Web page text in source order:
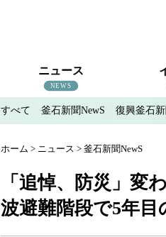
ニュース
NEWS
すべて
釜石新聞NewS
復興釜石新聞アーカイブ
地域情報
インタビュー 釜石のイ
すべて 釜石新聞NewS 復興釜石
ホーム > ニュース > 釜石新聞NewS
「追悼、防災」
波避難階段で5年目